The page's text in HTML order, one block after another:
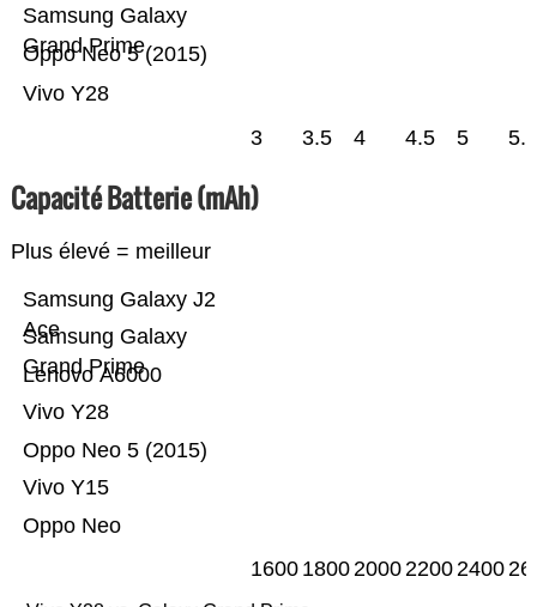
Vivo Y28
Oppo Neo 5 (2015)
Samsung Galaxy
Grand Prime
3 3.5 4 4.5 5 5.5
Capacité Batterie (mAh)
Plus élevé = meilleur
Oppo Neo
Vivo Y15
Oppo Neo 5 (2015)
Vivo Y28
Lenovo A6000
Samsung Galaxy
Grand Prime
Samsung Galaxy J2
Ace
1600 1800200022002400